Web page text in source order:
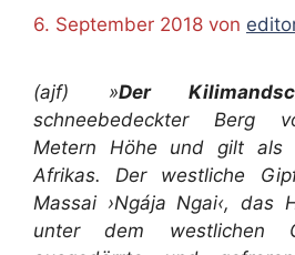
6. September 2018 von
(ajf) »Der
schneebedeckter Berg
Metern Höhe und gilt als
Afrikas. Der westliche
Massai ›Ngája Ngai‹, das
unter dem westlichen